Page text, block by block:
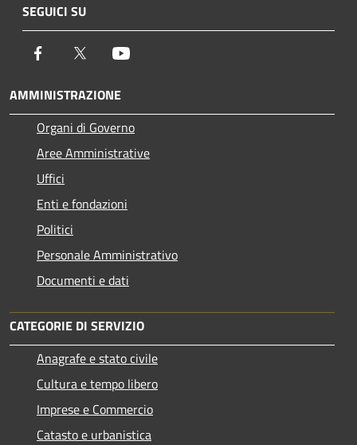
SEGUICI SU
Facebook Twitter
AMMINISTRAZIONE
Organi di Governo
Aree Amministrative
Uffici
Enti e fondazioni
Politici
Personale Amministrativo
Documenti e dati
CATEGORIE DI SERVIZIO
Anagrafe e stato civile
Cultura e tempo libero
Imprese e Commercio
Catasto e urbanistica